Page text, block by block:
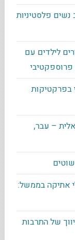
פלסטיניות
לילדים עם
בפרקטיקות
– עבר,
אתיקה בממשל:
של התרבות